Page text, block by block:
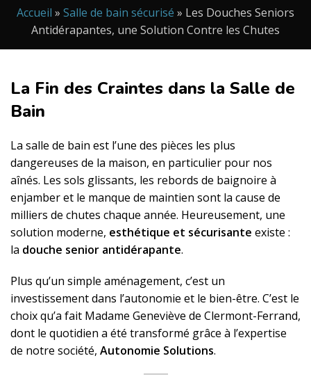
Accueil » Salle de bain sécurisé » Les Douches Seniors
Antidérapantes, une Solution Contre les Chutes
La Fin des Craintes dans la Salle de
Bain
La salle de bain est l’une des pièces les plus
dangereuses de la maison, en particulier pour nos
aînés. Les sols glissants, les rebords de baignoire à
enjamber et le manque de maintien sont la cause de
milliers de chutes chaque année. Heureusement, une
solution moderne, esthétique et sécurisante existe :
la douche senior antidérapante.
Plus qu’un simple aménagement, c’est un
investissement dans l’autonomie et le bien-être. C’est le
choix qu’a fait Madame Geneviève de Clermont-Ferrand,
dont le quotidien a été transformé grâce à l’expertise
de notre société, Autonomie Solutions.